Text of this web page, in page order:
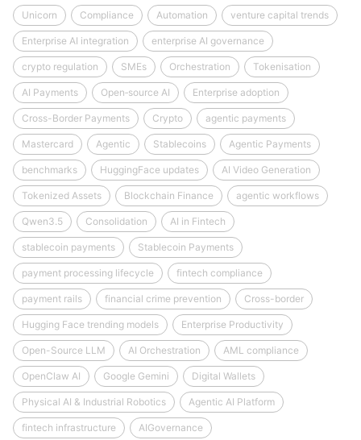
Unicorn Compliance Automation venture capital trends
Enterprise AI integration enterprise AI governance
crypto regulation SMEs Orchestration Tokenisation
AI Payments Open‑source AI Enterprise adoption
Cross-Border Payments Crypto agentic payments
Mastercard Agentic Stablecoins Agentic Payments
benchmarks HuggingFace updates AI Video Generation
Tokenized Assets Blockchain Finance agentic workflows
Qwen3.5 Consolidation AI in Fintech
stablecoin payments Stablecoin Payments
payment processing lifecycle fintech compliance
payment rails financial crime prevention Cross-border
Hugging Face trending models Enterprise Productivity
Open-Source LLM AI Orchestration AML compliance
OpenClaw AI Google Gemini Digital Wallets
Physical AI & Industrial Robotics Agentic AI Platform
fintech infrastructure AIGovernance